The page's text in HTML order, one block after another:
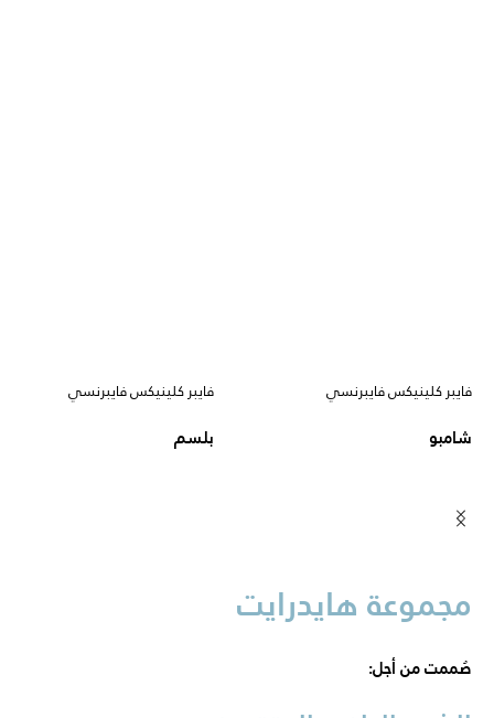
فايبر كلينيكس فايبرنسي
شامبو
فايبر كلينيكس فايبرنسي
بلسم
مجموعة هايدرايت
صُممت من أجل: